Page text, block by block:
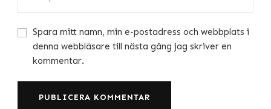
Spara mitt namn, min e-postadress och webbplats i
denna webbläsare till nästa gång jag skriver en
kommentar.